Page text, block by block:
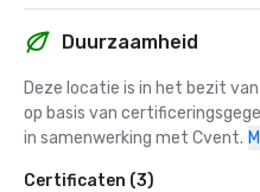
Duurzaamheid
Deze locatie is in het bezit
op basis van
in samenwerking met Cvent.
Certificaten (3)